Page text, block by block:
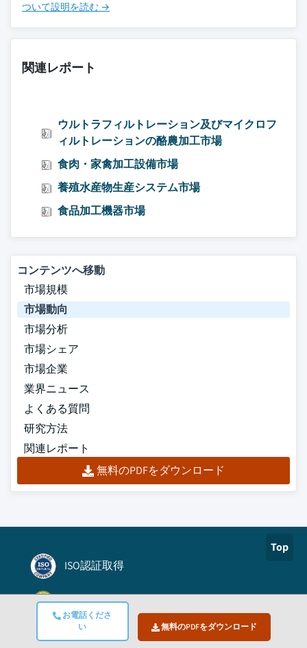
お電話くださ
い
無料のPDFをダウンロード
ついて設明を読む →
関連レポート
ウルトラフィルトレーション及びマイクロフ
ィルトレーションの酪農加工市場
食肉・家禽加工設備市場
養殖水産物生産システム市場
食品加工機器市場
コンテンツへ移動
市場規模
市場動向
市場分析
市場シェア
市場企業
業界ニュース
よくある質問
研究方法
関連レポート
無料のPDFをダウンロード
Top
ISO認証取得
Authorize.net
BBB A+認定